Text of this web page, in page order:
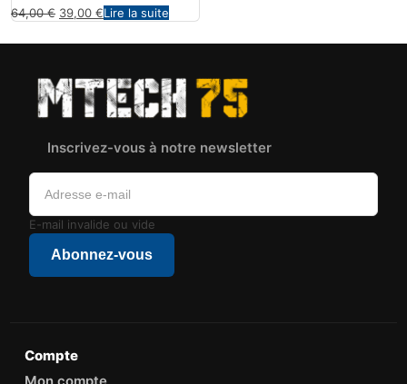
64,00€ 39,00 €Lire la suite
Inscrivez-vous à notre newsletter
E-mail invalide ou vide
Abonnez-vous
Compte